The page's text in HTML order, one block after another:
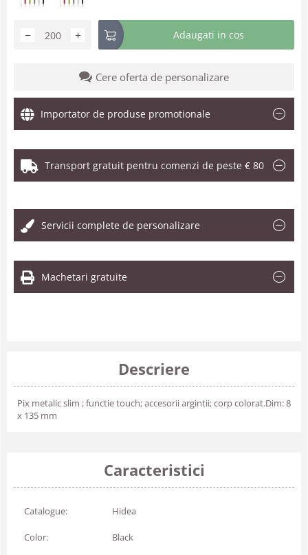
+
− Adaugati in cos
Cere oferta de personalizare
Importator de produse promotionale
Transport gratuit pentru comenzi de peste € 80
Servicii complete de personalizare
Machetari gratuite
Descriere
Pix metalic slim ; functie touch; accesorii argintii; corp colorat.Dim: 8
x 135 mm
Caracteristici
Catalogue: Hidea
Color: Black